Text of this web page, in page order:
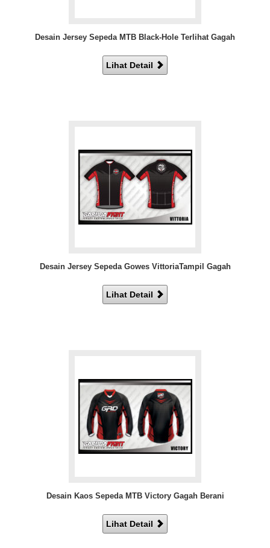
Desain Jersey Sepeda MTB Black-Hole Terlihat Gagah
Lihat Detail
Desain Jersey Sepeda Gowes VittoriaTampil Gagah
Lihat Detail
Desain Kaos Sepeda MTB Victory Gagah Berani
Lihat Detail